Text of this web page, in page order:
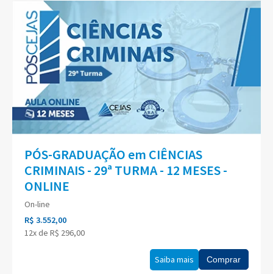
PÓS-GRADUAÇÃO em CIÊNCIAS
CRIMINAIS - 29ª TURMA - 12 MESES -
ONLINE
On-line
R$ 3.552,00
12x de R$ 296,00
Saiba mais Comprar